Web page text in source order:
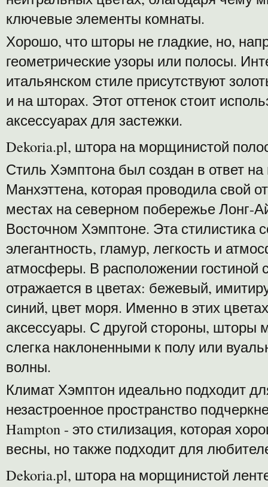
ключевые элементы комнаты.
Хорошо, что шторы не гладкие, но,
геометрические узоры или полосы.
итальянском стиле присутствуют
и на шторах. Этот оттенок стоит
аксессуарах для застежки.
Dekoria.pl, штора на морщинистой
Стиль Хэмптона был создан в ответ на
Манхэттена, которая проводила свой
местах на северном побережье Лонг-
Восточном Хэмптоне. Эта стилистика
элегантность, гламур, легкость и
атмосферы. В расположении гостиной
отражается в цветах: бежевый,
синий, цвет моря. Именно в этих
аксессуары. С другой стороны,
слегка наклоненными к полу или
волны.
Климат Хэмптон идеально подходит
незастроенное пространство
Hampton - это стилизация, которая
весны, но также подходит для
Dekoria.pl, штора на морщинистой